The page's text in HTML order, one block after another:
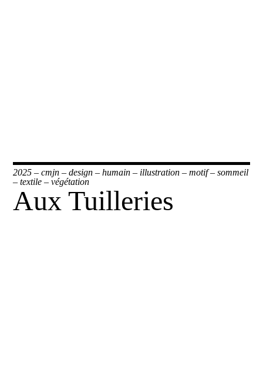
2025 –cmjn –design –humain – illustration –motif–sommeil
–textile –végétation
Aux Tuilleries